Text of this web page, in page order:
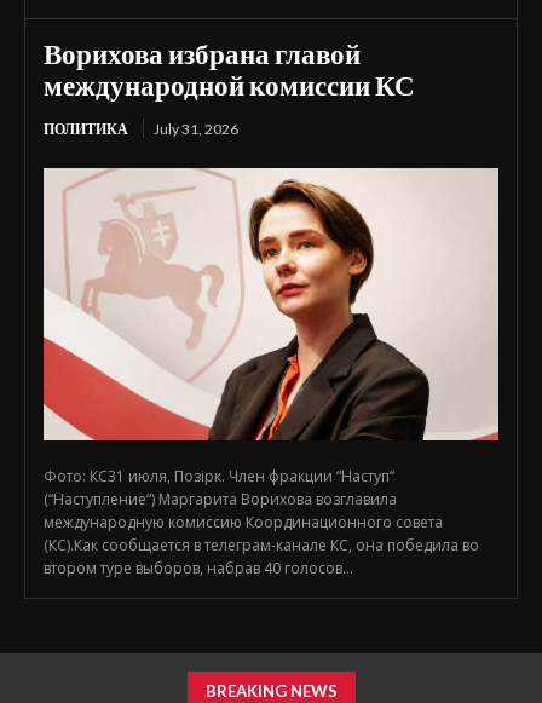
Ворихова избрана главой
международной комиссии КС
ПОЛИТИКА July 31, 2026
Фото: КС31 июля, Позірк. Член фракции “Наступ“
(“Наступление“) Маргарита Ворихова возглавила
международную комиссию Координационного совета
(КС).Как сообщается в телеграм-канале КС, она победила во
втором туре выборов, набрав 40 голосов...
BREAKING NEWS